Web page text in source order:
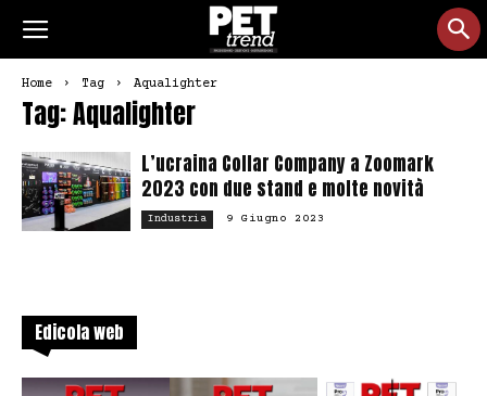
Home Tag Aqualighter
Tag: Aqualighter
L’ucraina Collar Company a Zoomark
2023 con due stand e molte novità
Industria 9 Giugno 2023
Edicola web